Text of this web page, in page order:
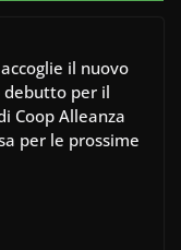
il nuovo
debutto per il
Coop Alleanza
per le prossime